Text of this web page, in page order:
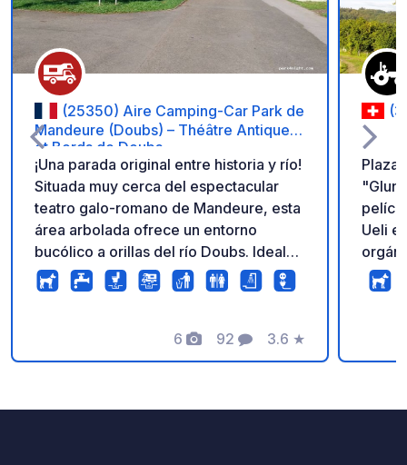
(25350) Aire Camping-Car Park de
Mandeure (Doubs) – Théâtre Antique
et Bords de Doubs
¡Una parada original entre historia y río!
Situada muy cerca del espectacular
teatro galo-romano de Mandeure, esta
área arbolada ofrece un entorno
bucólico a orillas del río Doubs. Ideal
para los amantes de la arqueología y
los paseos junto al agua. El área
con barreras automáticas las 24 horas,
parcelas funcionales, conexiones
6
Fotos
92
Comentarios
3.6
Calificación
★
Plaza
Ueli
ordeñan. Hermosos